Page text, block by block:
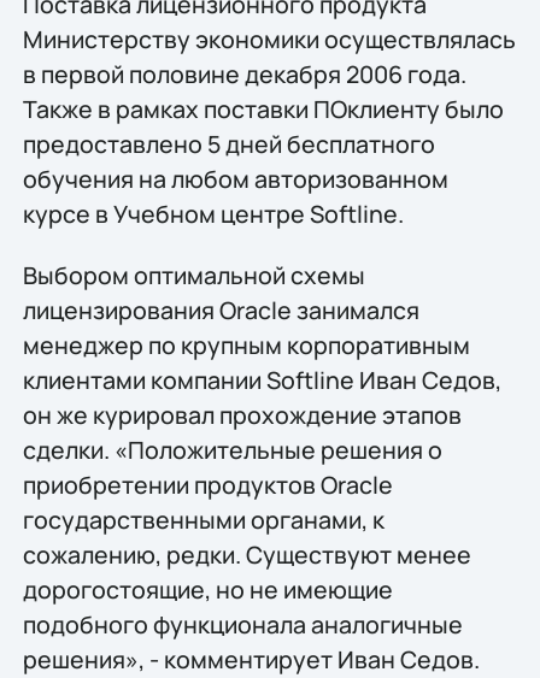
Министерству экономики осуществлялась
в первой половине декабря 2006 года.
Также в рамках поставки ПОклиенту было
предоставлено 5 дней бесплатного
обучения на любом авторизованном
курсе в Учебном центре Softline.
Выбором оптимальной схемы
лицензирования Oracle занимался
менеджер по крупным корпоративным
клиентами компании Softline Иван Седов,
он же курировал прохождение этапов
сделки. «Положительные решения о
приобретении продуктов Oracle
государственными органами, к
сожалению, редки. Существуют менее
дорогостоящие, но не имеющие
подобного функционала аналогичные
решения», - комментирует Иван Седов.